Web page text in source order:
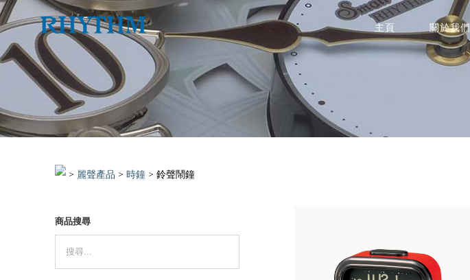
Skip
to
content
主頁 關於我們
> > 時鐘> 鈴聲鬧鐘
商品搜尋